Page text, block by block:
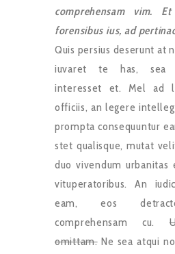
comprehensam vim.
forensibus ius, ad
Quis persius deserunt at
iuvaret te has, sea
interesset et. Mel ad
officiis, an legere
prompta consequuntur
stet qualisque, mutat
duo vivendum urbanitas
vituperatoribus. An
eam, eos
comprehensam cu.
omittam.Ne sea atqui